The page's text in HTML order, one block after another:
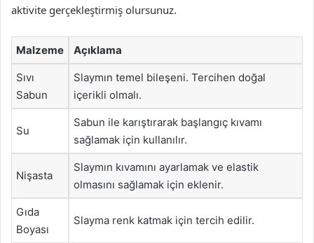
aktivite gerçekleştirmiş olursunuz.
Malzeme Açıklama
Sıvı
Sabun
Slaymın temel bileşeni. Tercihen doğal
içerikli olmalı.
Su
Sabun ile karıştırarak başlangıç kıvamı
sağlamak için kullanılır.
Nişasta
Slaymın kıvamını ayarlamak ve elastik
olmasını sağlamak için eklenir.
Gıda
Boyası
Slayma renk katmak için tercih edilir.